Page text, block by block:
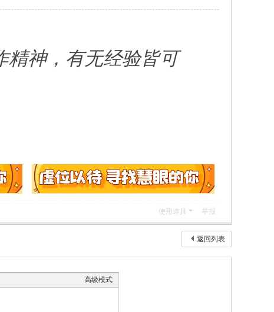
精神，有无经验皆可
使用道具 举报
返回列表
高级模式